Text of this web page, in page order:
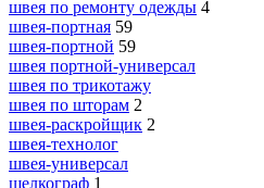
швея по ремонту одежды 4
швея-портная 59
швея-портной 59
швея портной-универсал
швея по трикотажу
швея по шторам 2
швея-раскройщик 2
швея-технолог
швея-универсал
шелкограф 1